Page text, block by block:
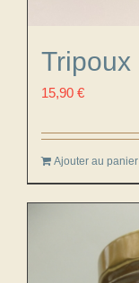
Tripoux
15,90 €
Ajouter au panier